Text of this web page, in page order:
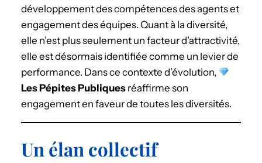
développement des compétences des agents et
engagement des équipes. Quant à la diversité,
elle n’est plus seulement un facteur d’attractivité,
elle est désormais identifiée comme un levier de
performance. Dans ce contexte d’évolution,
Les Pépites Publiques réaffirme son
engagement en faveur de toutes les diversités.
Un élan collectif